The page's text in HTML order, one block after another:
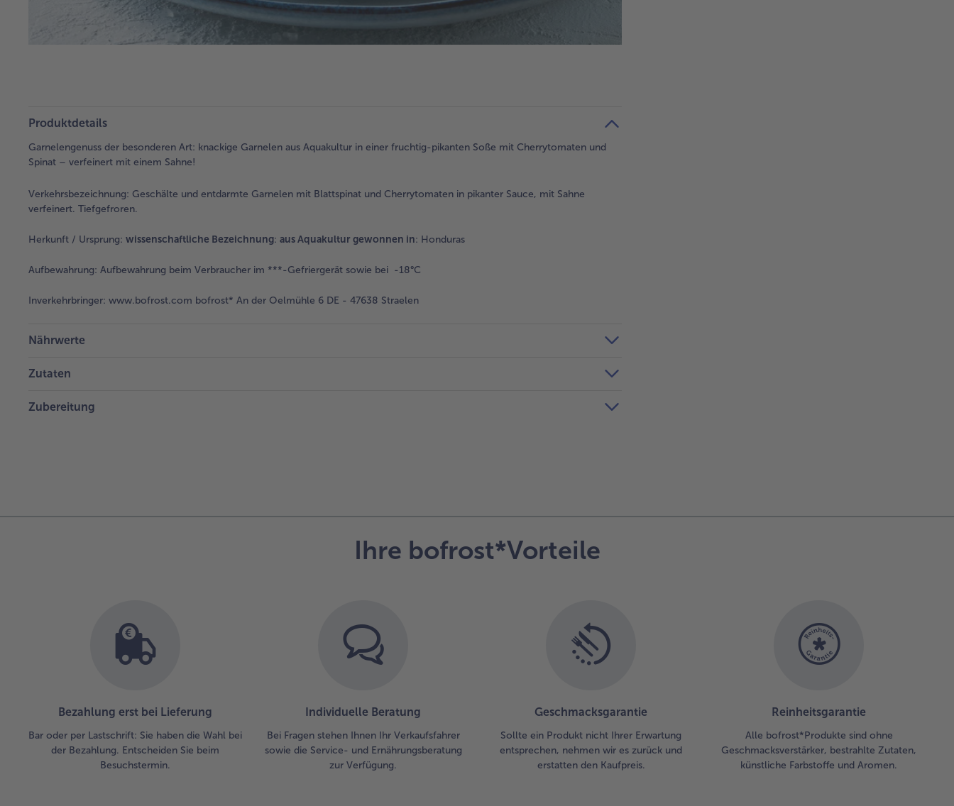
Produktdetails
Garnelengenuss der besonderen Art: knackige Garnelen aus Aquakultur in einer fruchtig-pikanten Soße mit Cherrytomaten und
Spinat – verfeinert mit einem Sahne!
Verkehrsbezeichnung: Geschälte und entdarmte Garnelen mit Blattspinat und Cherrytomaten in pikanter Sauce, mit Sahne
verfeinert. Tiefgefroren.
Herkunft / Ursprung: wissenschaftliche Bezeichnung: aus Aquakultur gewonnen in: Honduras
Aufbewahrung: Aufbewahrung beim Verbraucher im ***-Gefriergerät sowie bei -18°C
Inverkehrbringer: www.bofrost.com bofrost* An der Oelmühle 6 DE - 47638 Straelen
Nährwerte
Zutaten
Zubereitung
Ihre bofrost*Vorteile
Bezahlung erst bei Lieferung
Bar oder per Lastschrift: Sie haben die Wahl bei
der Bezahlung. Entscheiden Sie beim
Besuchstermin.
Individuelle Beratung
Bei Fragen stehen Ihnen Ihr Verkaufsfahrer
sowie die Service- und Ernährungsberatung
zur Verfügung.
Geschmacksgarantie
Sollte ein Produkt nicht Ihrer Erwartung
entsprechen, nehmen wir es zurück und
erstatten den Kaufpreis.
Reinheitsgarantie
Alle bofrost*Produkte sind ohne
Geschmacksverstärker, bestrahlte Zutaten,
künstliche Farbstoffe und Aromen.